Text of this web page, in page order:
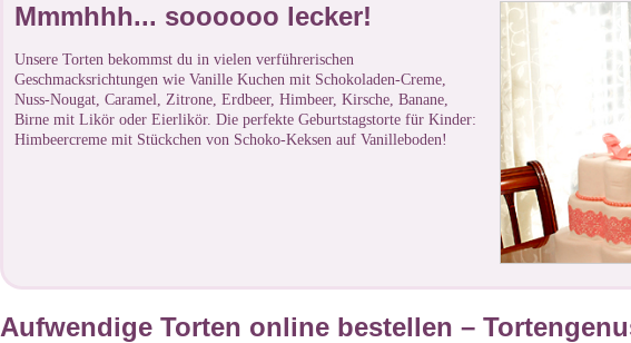
Mmmhhh... soooooo lecker!
Unsere Torten bekommst du in vielen verführerischen
Geschmacksrichtungen wie Vanille Kuchen mit Schokoladen-Creme,
Nuss-Nougat, Caramel, Zitrone, Erdbeer, Himbeer, Kirsche, Banane,
Birne mit Likör oder Eierlikör. Die perfekte Geburtstagstorte für Kinder:
Himbeercreme mit Stückchen von Schoko-Keksen auf Vanilleboden!
Aufwendige Torten online bestellen –